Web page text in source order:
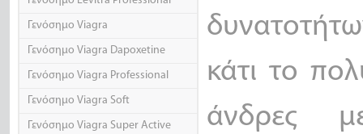
Γενόσημο Viagra
Γενόσημο Viagra Dapoxetine
Γενόσημο Viagra Professional
Γενόσημο Viagra Soft
Γενόσημο Viagra Super Active
κάτι το
άνδρες